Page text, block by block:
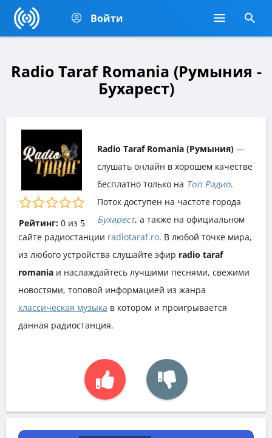
Войти
Radio Taraf Romania (Румыния -
Бухарест)
Рейтинг: 0из 5
Radio Taraf Romania (Румыния) —
слушать онлайн в хорошем качестве
бесплатно только на Топ Радио.
Поток доступен на частоте города
Бухарест, а также на официальном
сайте радиостанции radiotaraf.ro. В любой точке мира,
из любого устройства слушайте эфир radio taraf
romania и наслаждайтесь лучшими песнями, свежими
новостями, топовой информацией из жанра
классическая музыка в котором и проигрывается
данная радиостанция.